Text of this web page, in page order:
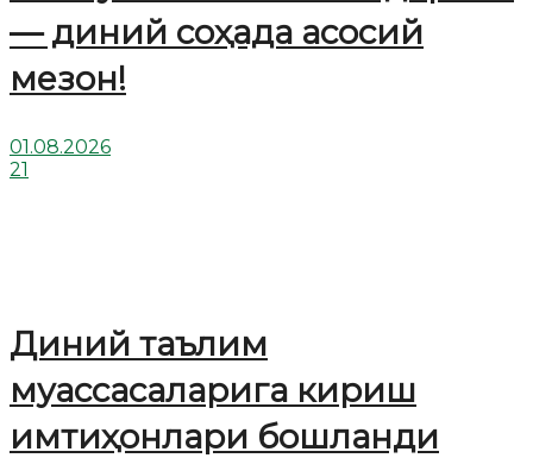
— диний соҳада асосий
мезон!
01.08.2026
21
Диний таълим
муассасаларига кириш
имтиҳонлари бошланди